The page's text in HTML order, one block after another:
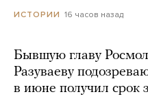
ИСТОРИИ 16 часов назад
Бывшую главу
Разуваеву
в июне получил срок